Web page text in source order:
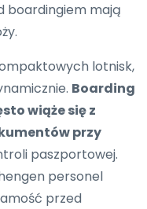
boardingiem mają
lotnisk,
Boarding
wiąże się z
przy
paszportowej.
personel
przed